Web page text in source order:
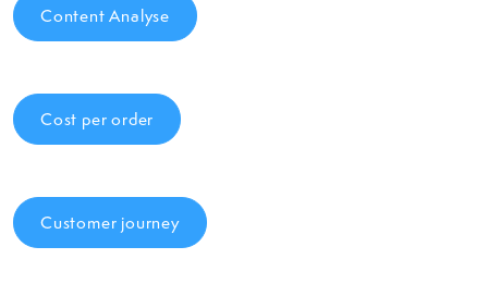
Content Analyse
Cost per order
Customer journey